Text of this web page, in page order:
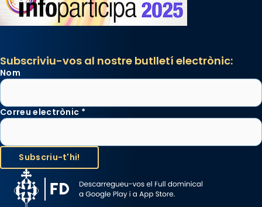
Subscriviu-vos al nostre butlletí electrònic:
Nom
Correu electrònic *